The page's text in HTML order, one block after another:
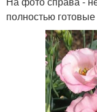
полностью готовые